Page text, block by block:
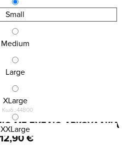
Small
Medium
Large
XLarge
XXLarge
Κωδ.:44800
ΜΕ ΣΧΕΔΙΟ ΑΡΚΟΥΔΑΚΙΑ
12,90 €